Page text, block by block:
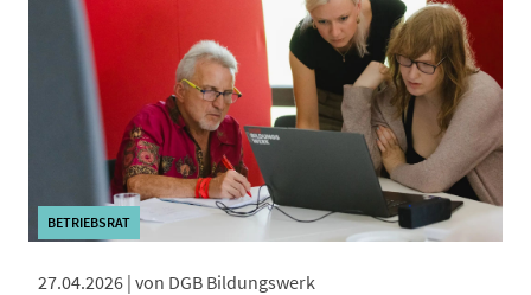
BETRIEBSRAT
27.04.2026 | von DGB Bildungswerk